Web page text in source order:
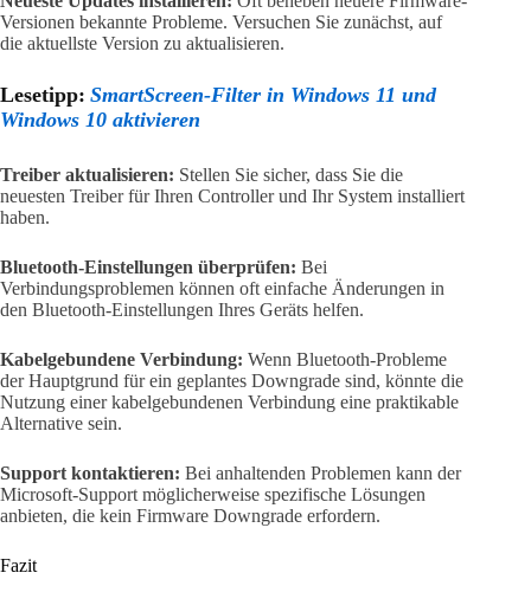
Versionen bekannte Probleme. Versuchen Sie zunächst, auf
die aktuellste Version zu aktualisieren.
Lesetipp: SmartScreen-Filter in Windows 11 und
Windows 10 aktivieren
Treiber aktualisieren: Stellen Sie sicher, dass Sie die
neuesten Treiber für Ihren Controller und Ihr System installiert
haben.
Bluetooth-Einstellungen überprüfen: Bei
Verbindungsproblemen können oft einfache Änderungen in
den Bluetooth-Einstellungen Ihres Geräts helfen.
Kabelgebundene Verbindung: Wenn Bluetooth-Probleme
der Hauptgrund für ein geplantes Downgrade sind, könnte die
Nutzung einer kabelgebundenen Verbindung eine praktikable
Alternative sein.
Support kontaktieren: Bei anhaltenden Problemen kann der
Microsoft-Support möglicherweise spezifische Lösungen
anbieten, die kein Firmware Downgrade erfordern.
Fazit